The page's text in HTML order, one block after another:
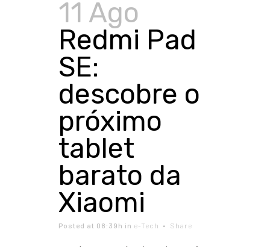
11 Ago
Redmi Pad
SE:
descobre o
próximo
tablet
barato da
Xiaomi
Posted at 08:39h in e-Tech Share